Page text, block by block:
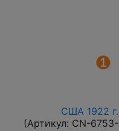
США 1922
(Артикул: CN-